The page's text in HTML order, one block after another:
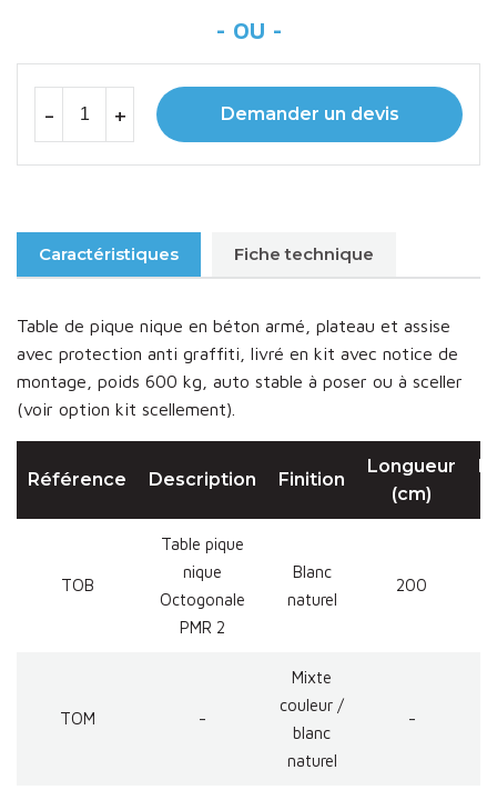
- + Demander un devis
Caractéristiques Fiche technique
Table de pique nique en béton armé, plateau et assise
avec protection anti graffiti, livré en kit avec notice de
montage, poids 600 kg, auto stable à poser ou à sceller
(voir option kit scellement).
Référence Description Finition
Longueur
(cm)
TOB
Table pique
nique
Octogonale
PMR 2
Blanc
naturel
200
TOM -
Mixte
couleur /
blanc
naturel
-